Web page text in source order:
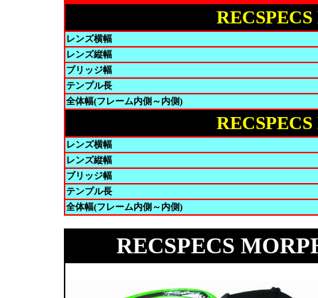
レンズ横幅
レンズ縦幅
ブリッジ幅
テンプル長
全体幅(フレーム内側～内側)
レンズ横幅
レンズ縦幅
ブリッジ幅
テンプル長
全体幅(フレーム内側～内側)
RECSPECS